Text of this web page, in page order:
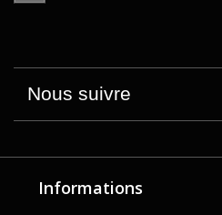
Nous suivre
Informations